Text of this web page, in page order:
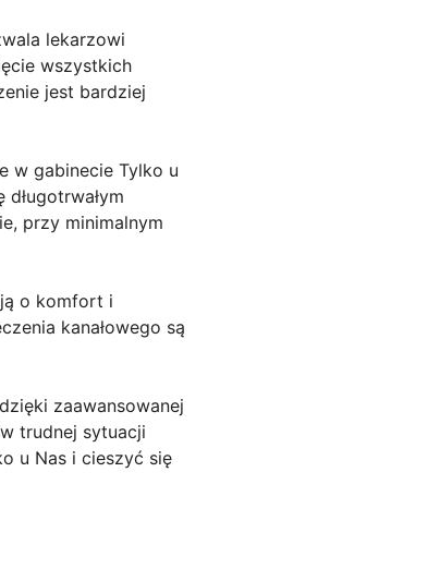
lekarzowi
wszystkich
jest bardziej
w gabinecie Tylko u
przy minimalnym
o komfort i
kanałowego są
zaawansowanej
trudnej sytuacji
u Nas i cieszyć się